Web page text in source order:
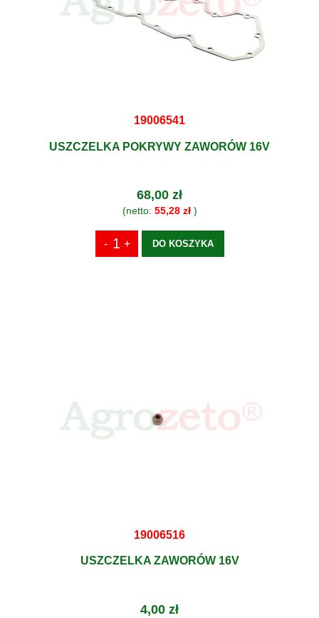
19006541
USZCZELKA POKRYWY ZAWORÓW 16V
68,00 zł
(netto: 55,28 zł)
DO KOSZYKA
19006516
USZCZELKA ZAWORÓW 16V
4,00 zł